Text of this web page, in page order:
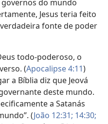
do mundo
Jesus teria feito
fonte de poder
todo-poderoso, o
(Apocalipse 4:11)
a Bíblia diz que Jeová
deste mundo.
a Satanás
(João 12:31; 14:30;